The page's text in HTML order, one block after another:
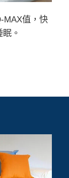
MAX值，快
。